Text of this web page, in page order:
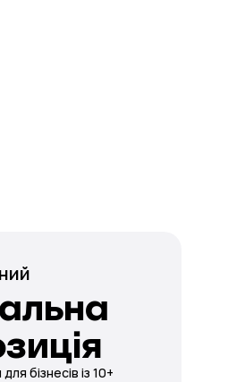
бізнесів із 10+